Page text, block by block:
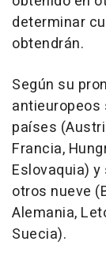
determinar
obtendrán.
Según su
antieuropeos
países
Francia,
Eslovaquia)
otros nueve
Alemania,
Suecia).